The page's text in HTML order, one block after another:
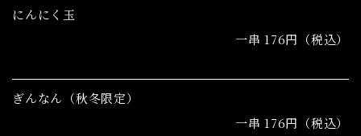
にんにく玉
一串 176円（税込）
ぎんなん（秋冬限定）
一串 176円（税込）